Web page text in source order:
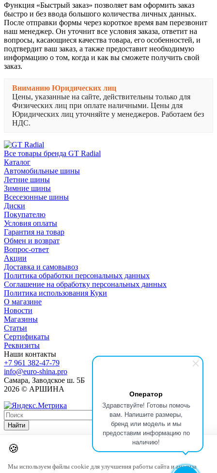
Оператор
Здравствуйте! Готовы помочь
вам. Напишите размеры,
бренд или модель и мы
предоставим информацию по
наличию!
Функция «Быстрый заказ» позволяет вам оформить заказ
быстро и без ввода большого количества личных данных.
После отправки формы через короткое время вам перезвонит
наш менеджер. Он уточнит все условия заказа, ответит на
вопросы, касающиеся качества товара, его особенностей, и
подтвердит ваш заказ, а также предоставит необходимую
информацию о том, когда и как вы сможете получить свой
заказ.
Вниманию Юридических лиц
Цены, указанные на сайте, действительны только для
Физических лиц при оплате наличными. Цены для
Юридических лиц уточняйте у менеджеров. Работаем без
НДС.
Все товары бренда GT Radial
Каталог
Автомобильные шины
Летние шины
Зимние шины
Всесезонные шины
Диски
Покупателю
Условия оплаты
Гарантия на товар
Обмен и возврат
Вопрос-ответ
Акции
Доставка и самовывоз
Политика обработки персональных данных
Соглашение на обработку персональных данных
Политика использования Куки
О магазине
Новости
Магазины
Статьи
Сертификаты
Реквизиты
Наши контакты
+7 961 382-47-79
info@euro-shina.pro
Самара, Заводское ш. 5Б
2026 © АРШИНА
Найти
🍪
Мы используем файлы cookie для улучшения работы сайта и анализа